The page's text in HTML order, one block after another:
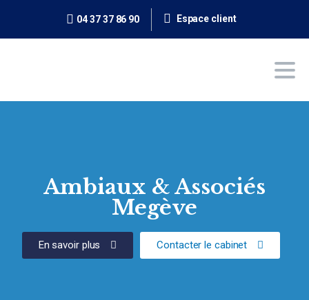
04 37 37 86 90 Espace client
Ambiaux & Associés
Megève
En savoir plus Contacter le cabinet